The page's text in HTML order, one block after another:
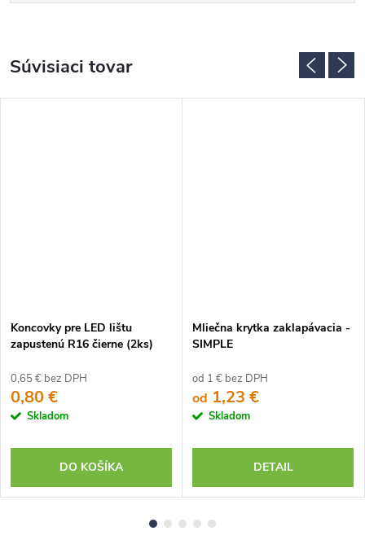
Súvisiaci tovar
Koncovky pre LED lištu
zapustenú R16 čierne (2ks)
0,65 € bez DPH
0,80 €
Skladom
DO KOŠÍKA
Mliečna krytka zaklapávacia -
SIMPLE
od 1 € bez DPH
od 1,23 €
Skladom
DETAIL